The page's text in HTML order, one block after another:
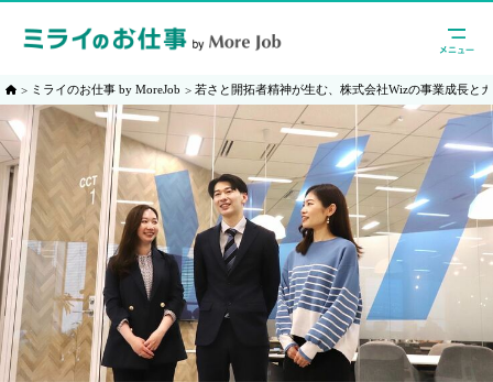
ミライのお仕事 by MoreJob 若さと開拓者精神が生む、株式会社Wizの事業成長と